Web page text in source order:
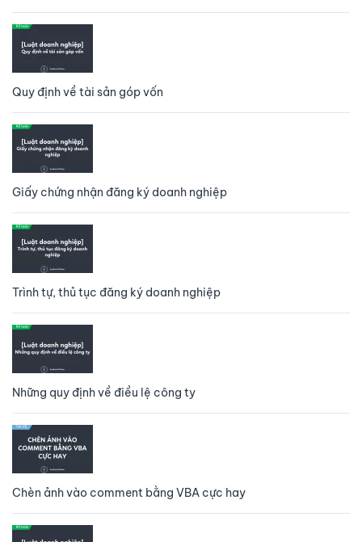
Quy định về tài sản góp vốn
Giấy chứng nhận đăng ký doanh nghiệp
Trình tự, thủ tục đăng ký doanh nghiệp
Những quy định về điều lệ công ty
Chèn ảnh vào comment bằng VBA cực hay